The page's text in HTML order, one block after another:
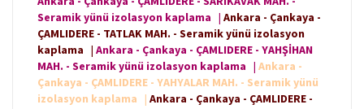
Seramik yünü izolasyon kaplama | Ankara - Çankaya -
ÇAMLIDERE - TATLAK MAH. - Seramik yünü izolasyon
kaplama | Ankara - Çankaya - ÇAMLIDERE - YAHŞİHAN
MAH. - Seramik yünü izolasyon kaplama | Ankara -
Çankaya - ÇAMLIDERE - YAHYALAR MAH. - Seramik yünü
izolasyon kaplama
| Ankara - Çankaya - ÇAMLIDERE -